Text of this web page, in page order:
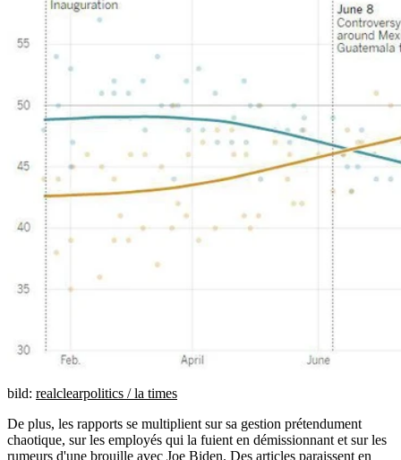
bild: realclearpolitics / la times
De plus, les rapports se multiplient sur sa gestion prétendument
chaotique, sur les employés qui la fuient en démissionnant et sur les
rumeurs d'une brouille avec Joe Biden. Des articles paraissent en